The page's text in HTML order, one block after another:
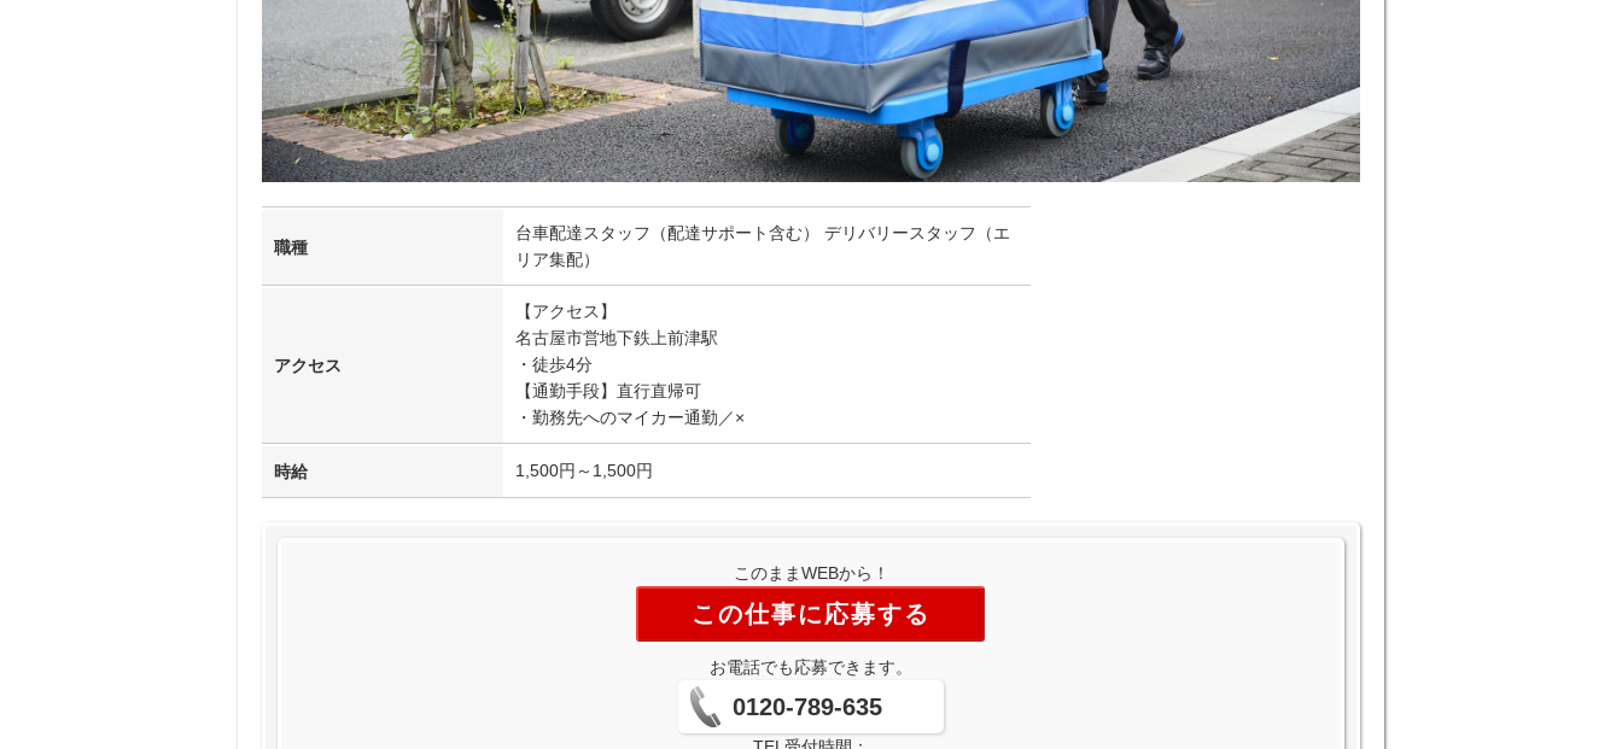
職種
台車配達スタッフ（配達サポート含む） デリバリースタッフ（エ
リア集配）
アクセス
【アクセス】
名古屋市営地下鉄上前津駅
・徒歩4分
【通勤手段】直行直帰可
・勤務先へのマイカー通勤／×
時給 1,500円～1,500円
このままWEBから！
この仕事に応募する
お電話でも応募できます。
0120-789-635